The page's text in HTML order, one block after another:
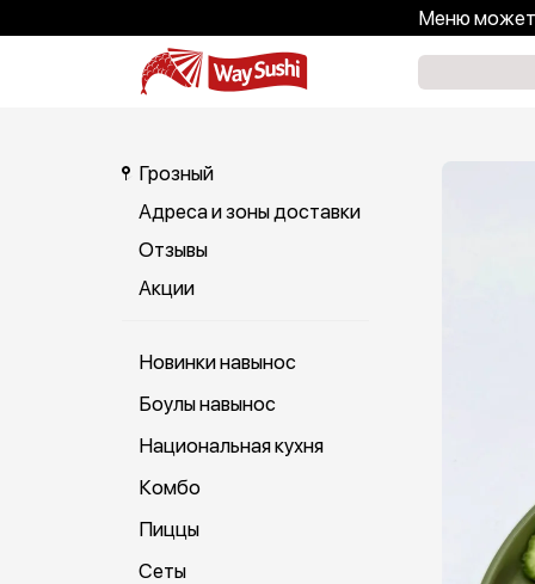
Меню может
Грозный
Адреса и зоны доставки
Отзывы
Акции
Новинки навынос
Боулы навынос
Национальная кухня
Комбо
Пиццы
Сеты